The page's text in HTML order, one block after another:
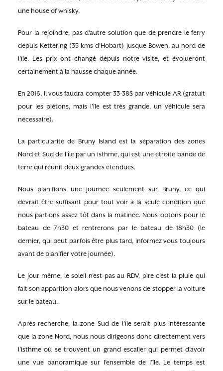
une house of whisky.
Pour la rejoindre, pas d’autre solution que de prendre le ferry
depuis Kettering (35 kms d’Hobart) jusque Bowen, au nord de
l’île. Les prix ont changé depuis notre visite, et évolueront
certainement à la hausse chaque année.
En 2016, il vous faudra compter 33-38$ par véhicule AR (gratuit
pour les piétons, mais l’île est très grande, un véhicule sera
nécessaire).
La particularité de Bruny Island est la séparation des zones
Nord et Sud de l’île par un isthme, qui est une étroite bande de
terre qui réunit deux grandes étendues.
Nous planifions une journée seulement sur Bruny, ce qui
devrait être suffisant pour tout voir à la seule condition que
nous partions assez tôt dans la matinée. Nous optons pour le
bateau de 7h30 et rentrerons par le bateau de 18h30 (le
dernier, qui peut parfois être plus tard, informez vous toujours
avant de planifier votre journée).
Le jour même, le soleil n’est pas au RDV, pire c’est la pluie qui
fait son apparition alors que nous venons de stopper la voiture
sur le bateau.
Après recherche, la zone Sud de l’île serait plus intéressante
que la zone Nord, nous nous dirigeons donc directement vers
l’isthme où se trouvent un grand escalier qui permet d’avoir
une vue panoramique sur l’ensemble de l’île. Le temps est